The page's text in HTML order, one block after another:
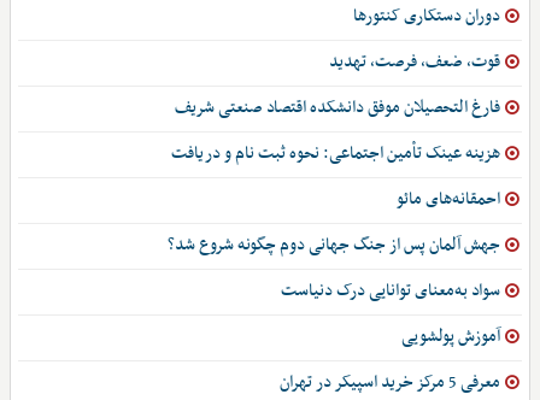
دوران دستکاری کنتورها
قوت، ضعف، فرصت، تهدید
فارغ التحصیلان موفق دانشکده اقتصاد صنعتی شریف
هزینه عینک تأمین اجتماعی: نحوه ثبت نام و دریافت
احمقانه‌های مائو
جهش آلمان پس از جنگ جهانی دوم چگونه شروع شد؟
سواد به‌معنای توانایی درک دنیاست
آموزش پولشویی
معرفی 5 مرکز خرید اسپیکر در تهران